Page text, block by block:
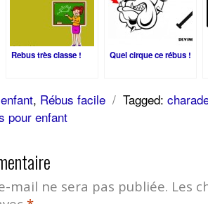
Rebus très classe ! Quel cirque ce rébus !
, Rébus facile / Tagged:
pour enfant
mail ne sera pas publiée. Les